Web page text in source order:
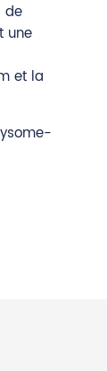
de
une
et la